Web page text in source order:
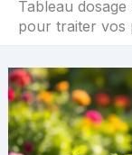
Tableau
pour traiter vos